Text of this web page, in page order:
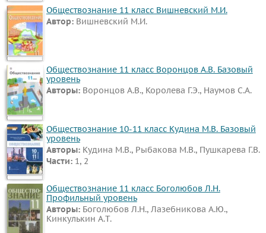
Русский
язык
Алгебра
Геометрия
Физика
Химия
Немецкий
язык
Белорусский
язык
Французский
язык
Биология
История
Обществознание 11 класс Вишневский М.И.
Автор: Вишневский М.И.
Обществознание 11 класс Воронцов А.В. Базовый
уровень
Авторы: Воронцов А.В., Королева Г.Э., Наумов С.А.
Обществознание 10-11 класс Кудина М.В. Базовый
уровень
Авторы: Кудина М.В., Рыбакова М.В., Пушкарева Г.В.
Части: 1, 2
Обществознание 11 класс Боголюбов Л.Н.
Профильный уровень
Авторы: Боголюбов Л.Н., Лазебникова А.Ю.,
Кинкулькин А.Т.